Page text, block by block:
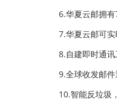
6.华夏云邮拥
7.华夏云邮可
8.自建即时通讯
9.全球收发邮件
10.智能反垃圾